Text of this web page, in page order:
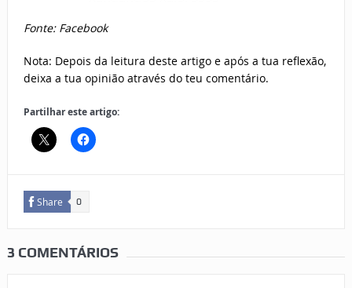
Fonte: Facebook
Nota: Depois da leitura deste artigo e após a tua reflexão,
deixa a tua opinião através do teu comentário.
Partilhar este artigo:
Share 0
3 COMENTÁRIOS